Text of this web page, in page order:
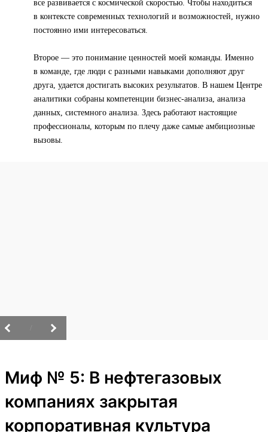
все развивается с космической скоростью. Чтобы находиться
в контексте современных технологий и возможностей, нужно
постоянно ими интересоваться.
Второе — это понимание ценностей моей команды. Именно
в команде, где люди с разными навыками дополняют друг
друга, удается достигать высоких результатов. В нашем Центре
аналитики собраны компетенции бизнес-анализа, анализа
данных, системного анализа. Здесь работают настоящие
профессионалы, которым по плечу даже самые амбициозные
вызовы.
Миф № 5: В нефтегазовых
компаниях закрытая
корпоративная культура